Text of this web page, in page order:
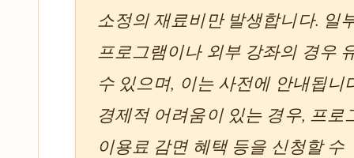
소정의 재료비만 발생합니다. 일
프로그램이나 외부 강좌의 경우
수 있으며, 이는 사전에 안내됩니
경제적 어려움이 있는 경우, 프로
이용료 감면 혜택 등을 신청할 수